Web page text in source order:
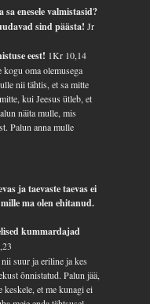
enesele valmistasid?
sind päästa!Jr
eest! 1Kr 10,14
kogu oma olemusega
nii tähtis, et sa mitte
kui Jeesus ütleb, et
näita mulle, mis
Palun anna mulle
ja taevaste taevas ei
ma olen ehitanud.
kummardajad
suur ja eriline ja kes
õnnistatud. Palun jää,
keskele, et me kunagi ei